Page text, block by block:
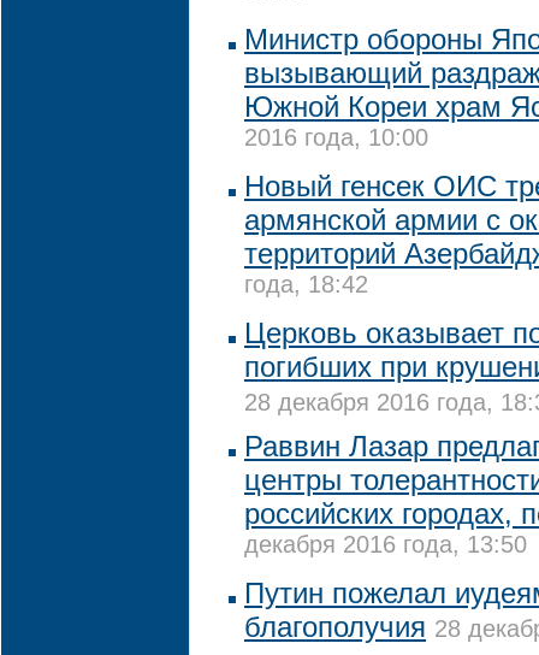
Министр обороны
вызывающий
Южной Кореи храм
2016 года, 10:00
Новый генсек ОИС
армянской армии с
территорий
года, 18:42
Церковь оказывает
погибших при
28 декабря 2016 года,
Раввин Лазар
центры
российских
декабря 2016 года, 13:50
Путин пожелал
благополучия 28